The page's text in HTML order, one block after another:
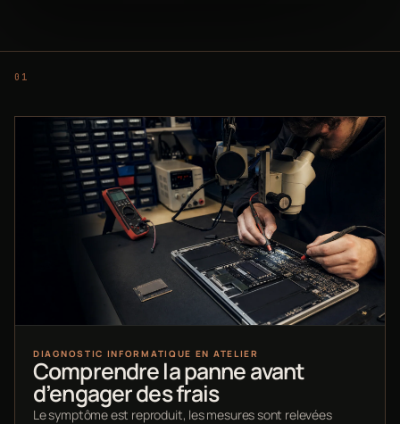
DIAGNOSTIC INFORMATIQUE EN ATELIER
Comprendre la panne avant
d’engager des frais
Le symptôme est reproduit, les mesures sont relevées